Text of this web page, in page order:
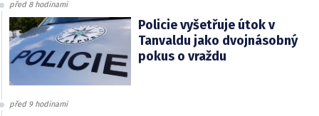
před 8 hodinami
Policie vyšetřuje útok v
Tanvaldu jako dvojnásobný
pokus o vraždu
před 9 hodinami